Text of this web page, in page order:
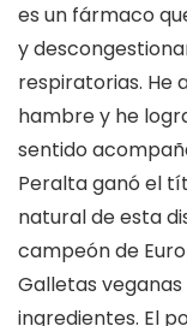
es un fármaco
y
respiratorias. He
hambre y he
sentido
Peralta ganó el
natural de esta
campeón de
Galletas
ingredientes. El